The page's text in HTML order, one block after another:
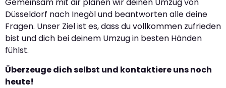
Gemeinsam mit dir planen wir deinen Umzug von
Düsseldorf nach Inegöl und beantworten alle deine
Fragen. Unser Ziel ist es, dass du vollkommen zufrieden
bist und dich bei deinem Umzug in besten Händen
fühlst.
Überzeuge dich selbst und kontaktiere uns noch
heute!